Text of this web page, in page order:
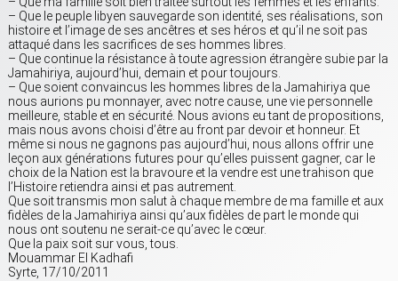
– Que le peuple libyen sauvegarde son identité, ses réalisations, son
histoire et l’image de ses ancêtres et ses héros et qu’il ne soit pas
attaqué dans les sacrifices de ses hommes libres.
– Que continue la résistance à toute agression étrangère subie par la
Jamahiriya, aujourd’hui, demain et pour toujours.
– Que soient convaincus les hommes libres de la Jamahiriya que
nous aurions pu monnayer, avec notre cause, une vie personnelle
meilleure, stable et en sécurité. Nous avions eu tant de propositions,
mais nous avons choisi d’être au front par devoir et honneur. Et
même si nous ne gagnons pas aujourd’hui, nous allons offrir une
leçon aux générations futures pour qu’elles puissent gagner, car le
choix de la Nation est la bravoure et la vendre est une trahison que
l’Histoire retiendra ainsi et pas autrement.
Que soit transmis mon salut à chaque membre de ma famille et aux
fidèles de la Jamahiriya ainsi qu’aux fidèles de part le monde qui
nous ont soutenu ne serait-ce qu’avec le cœur.
Que la paix soit sur vous, tous.
Mouammar El Kadhafi
Syrte, 17/10/2011